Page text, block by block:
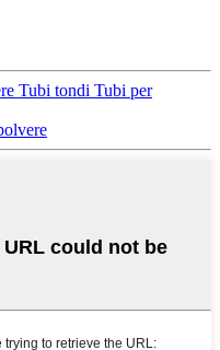
Tubi tondi Tubi per